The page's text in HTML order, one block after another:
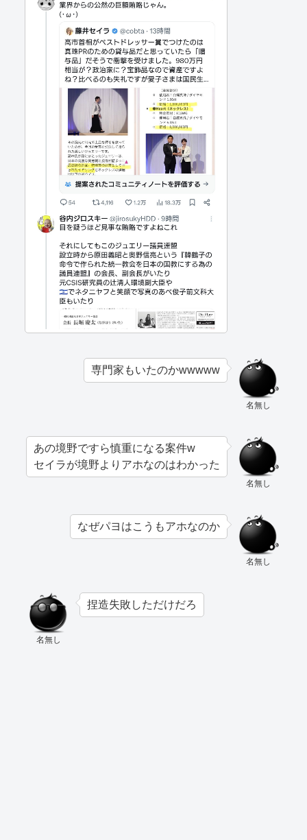
名無し
専門家もいたのかwwwww
名無し
あの境野ですら慎重になる案件w
セイラが境野よりアホなのはわかった
名無し
なぜパヨはこうもアホなのか
名無し
捏造失敗しただけだろ